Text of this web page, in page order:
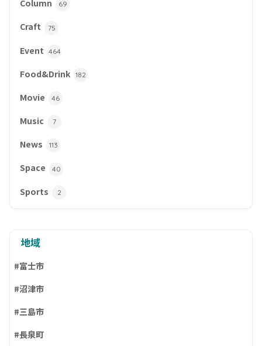
Column 69
Craft 75
Event 464
Food&Drink 182
Movie 46
Music 7
News 113
Space 40
Sports 2
地域
#富士市
#沼津市
#三島市
#長泉町